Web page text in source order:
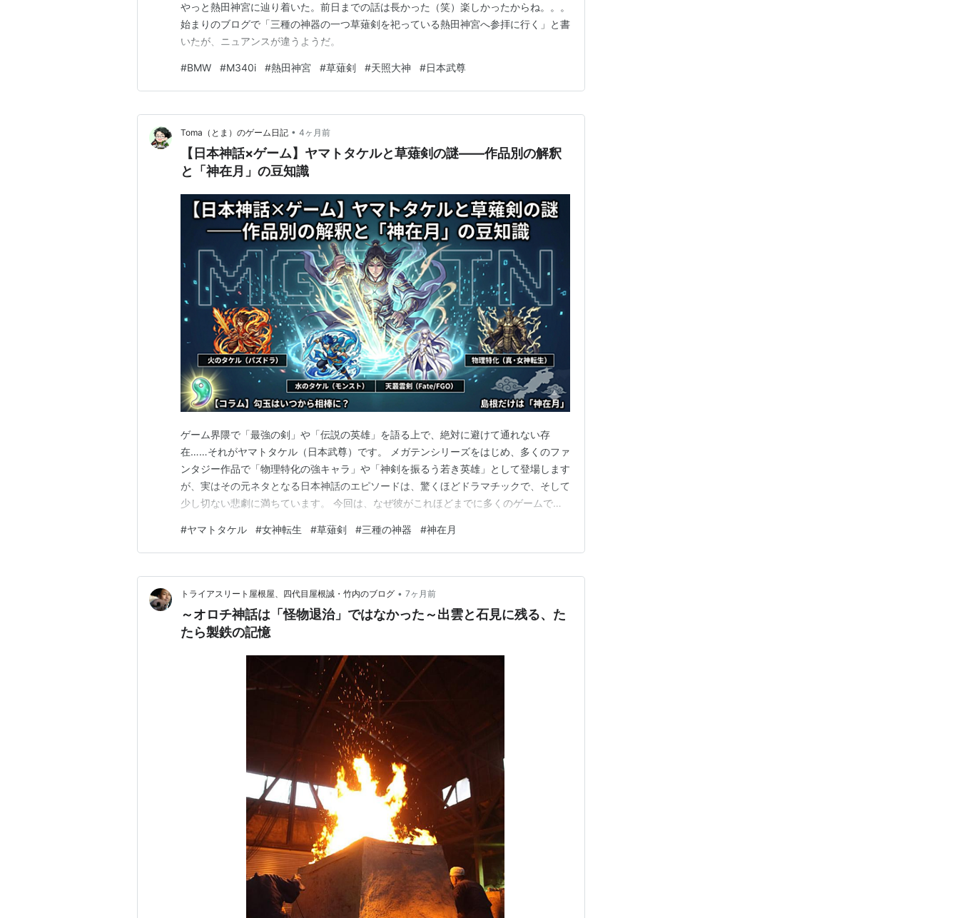
やっと熱田神宮に辿り着いた。前日までの話は長かった（笑）楽しかったからね。。。
始まりのブログで「三種の神器の一つ草薙剣を祀っている熱田神宮へ参拝に行く」と書
いたが、ニュアンスが違うようだ。
#BMW #M340i #熱田神宮 #草薙剣 #天照大神 #日本武尊
Toma（とま）のゲーム日記 • 4ヶ月前
【日本神話×ゲーム】ヤマトタケルと草薙剣の謎――作品別の解釈
と「神在月」の豆知識
ゲーム界隈で「最強の剣」や「伝説の英雄」を語る上で、絶対に避けて通れない存
在……それがヤマトタケル（日本武尊）です。 メガテンシリーズをはじめ、多くのファ
ンタジー作品で「物理特化の強キャラ」や「神剣を振るう若き英雄」として登場します
が、実はその元ネタとなる日本神話のエピソードは、驚くほどドラマチックで、そして
少し切ない悲劇に満ちています。 今回は、なぜ彼がこれほどまでに多くのゲームで愛
紐解いていきましょう！
#ヤマトタケル #女神転生 #草薙剣 #三種の神器 #神在月
トライアスリート屋根屋、四代目屋根誠・竹内のブログ • 7ヶ月前
～オロチ神話は「怪物退治」ではなかった～出雲と石見に残る、た
たら製鉄の記憶